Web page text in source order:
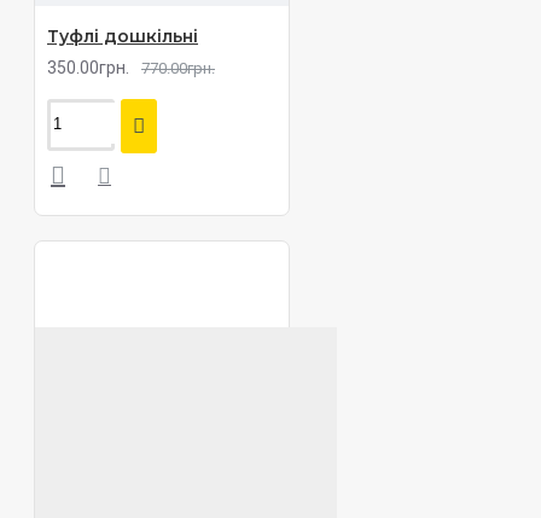
Туфлі дошкільні
350.00грн. 770.00грн.